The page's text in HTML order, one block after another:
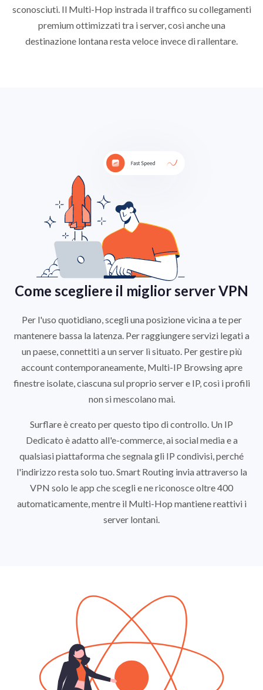
sconosciuti. Il Multi-Hop instrada il traffico su collegamenti
premium ottimizzati tra i server, così anche una
destinazione lontana resta veloce invece di rallentare.
Come scegliere il miglior server VPN
Per l'uso quotidiano, scegli una posizione vicina a te per
mantenere bassa la latenza. Per raggiungere servizi legati a
un paese, connettiti a un server lì situato. Per gestire più
account contemporaneamente, Multi-IP Browsing apre
finestre isolate, ciascuna sul proprio server e IP, così i profili
non si mescolano mai.
Surflare è creato per questo tipo di controllo. Un IP
Dedicato è adatto all'e-commerce, ai social media e a
qualsiasi piattaforma che segnala gli IP condivisi, perché
l'indirizzo resta solo tuo. Smart Routing invia attraverso la
VPN solo le app che scegli e ne riconosce oltre 400
automaticamente, mentre il Multi-Hop mantiene reattivi i
server lontani.